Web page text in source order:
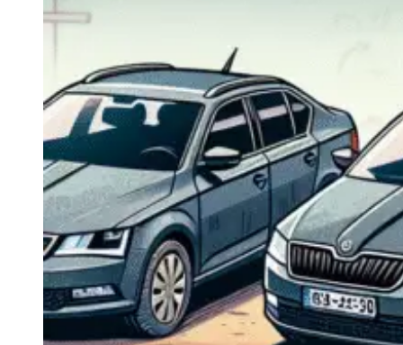
Navigație Ford Focus 1
Navigație Ford Focus 2
Navigație Ford Focus MK3
Navigație Ford Mondeo MK3
Navigație Ford Mondeo MK4
Navigație Ford Transit
Mercedes
Navigație Mercedes C Class W203
Navigație Mercedes C Class W204
Navigație Mercedes W203
Navigație Mercedes W204
Navigație Mercedes W211
Navigație Mercedes Sprinter
Passat
Navigație Passat B5
Navigație Passat B5 5
Navigație Passat B6
Navigație Passat B7